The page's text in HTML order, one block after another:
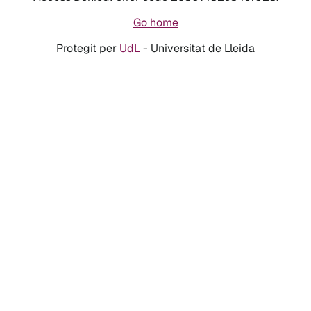
Go home
Protegit per UdL- Universitat de Lleida